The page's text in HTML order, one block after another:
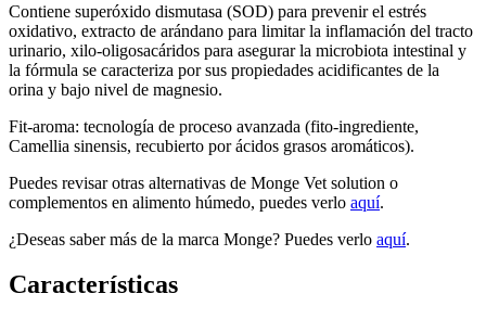
Contiene superóxido dismutasa (SOD) para prevenir el estrés
oxidativo, extracto de arándano para limitar la inflamación del tracto
urinario, xilo-oligosacáridos para asegurar la microbiota intestinal y
la fórmula se caracteriza por sus propiedades acidificantes de la
orina y bajo nivel de magnesio.
Fit-aroma: tecnología de proceso avanzada (fito-ingrediente,
Camellia sinensis, recubierto por ácidos grasos aromáticos).
Puedes revisar otras alternativas de Monge Vet solution o
complementos en alimento húmedo, puedes verlo aquí.
¿Deseas saber más de la marca Monge? Puedes verlo aquí.
Características